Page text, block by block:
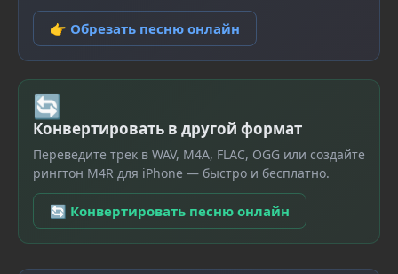
👉 Обрезать песню онлайн
🔄
Конвертировать в другой формат
Переведите трек в WAV, M4A, FLAC, OGG или создайте
рингтон M4R для iPhone — быстро и бесплатно.
🔄 Конвертировать песню онлайн